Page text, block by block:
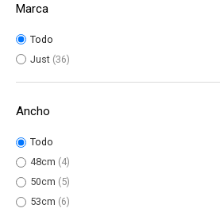
Marca
Todo
Just (36)
Ancho
Todo
48cm (4)
50cm (5)
53cm (6)